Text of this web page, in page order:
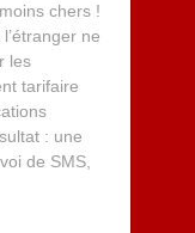
chers !
ne
les
tarifaire
: une
de SMS,